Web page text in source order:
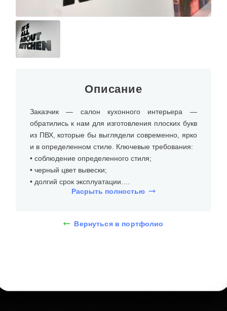
Описание
Заказчик — салон кухонного интерьера —
обратились к нам для изготовления плоских букв
из ПВХ, которые бы выглядели современно, ярко
и в определенном стиле. Ключевые требования:
• соблюдение определенного стиля;
• черный цвет вывески;
• долгий срок эксплуатации.
требования к типу и дизайну плоских букв из ПВХ
Расрыть полностью
Вернуться в портфолио